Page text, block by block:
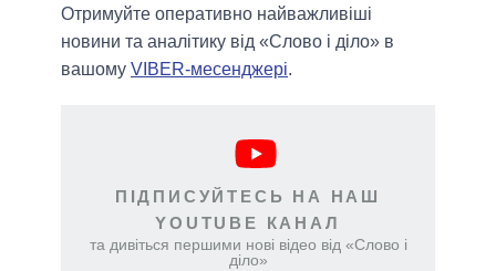
Отримуйте оперативно найважливіші
новини та аналітику від «Слово і діло» в
вашому VIBER-месенджері.
ПІДПИСУЙТЕСЬ НА НАШ
YOUTUBE КАНАЛ
та дивіться першими нові відео від «Слово і
діло»